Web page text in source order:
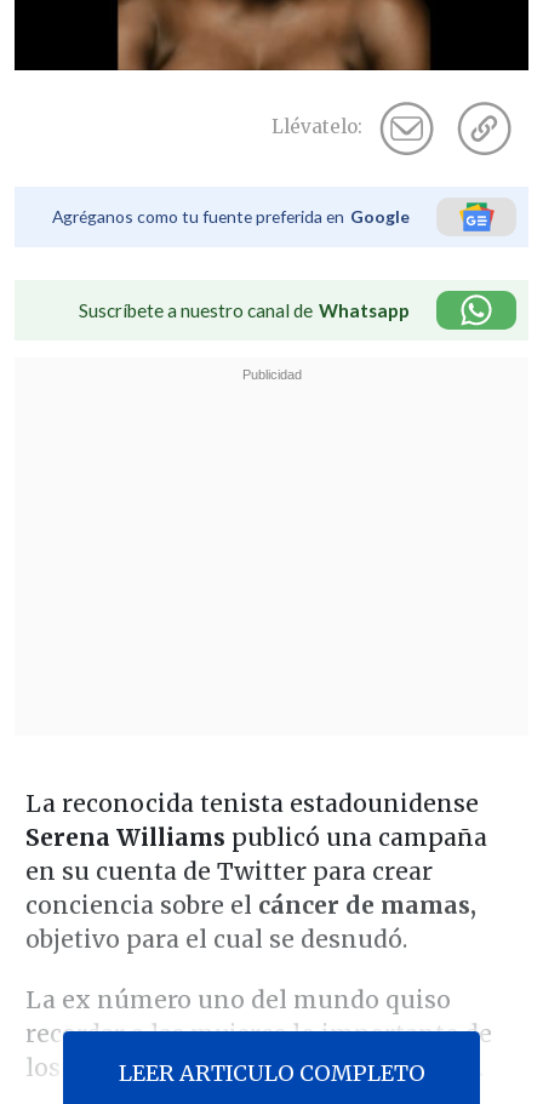
Llévatelo:
Agréganos como tu fuente preferida en Google
Suscríbete a nuestro canal de Whatsapp
La reconocida tenista estadounidense
Serena Williams publicó una campaña
en su cuenta de Twitter para crear
conciencia sobre el cáncer de mamas,
objetivo para el cual se desnudó.
La ex número uno del mundo quiso
recordar a las mujeres lo importante de
los autoexámenes con esta publicidad.
LEER ARTICULO COMPLETO